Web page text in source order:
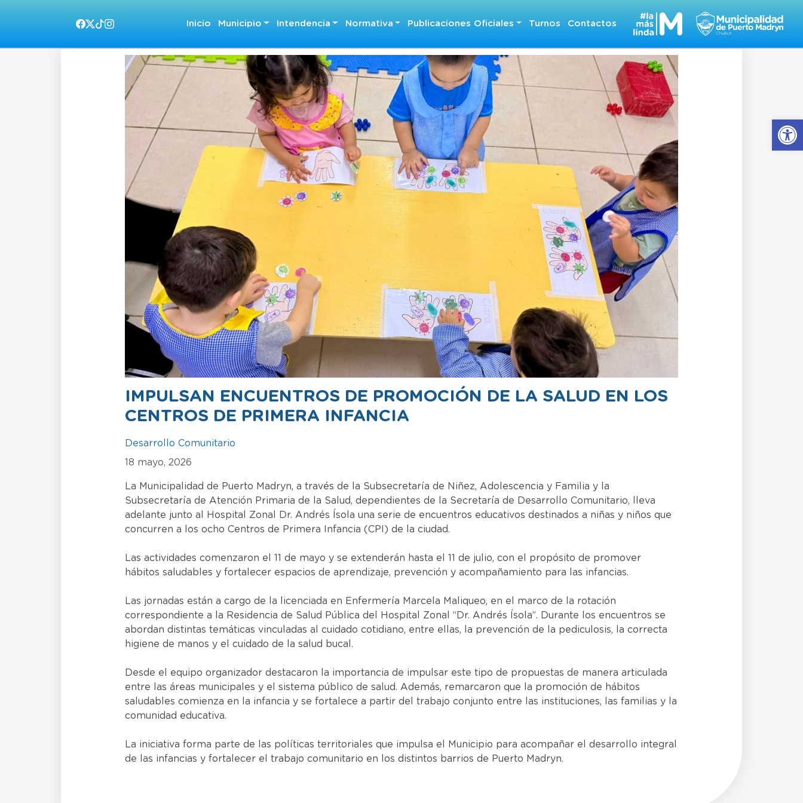
Abrir
Inicio Municipio Intendencia Normativa Publicaciones Oficiales Turnos Contactos
IMPULSAN ENCUENTROS DE PROMOCIÓN DE LA SALUD EN LOS
CENTROS DE PRIMERA INFANCIA
Desarrollo Comunitario
18 mayo, 2026
La Municipalidad de Puerto Madryn, a través de la Subsecretaría de Niñez, Adolescencia y Familia y la
Subsecretaría de Atención Primaria de la Salud, dependientes de la Secretaría de Desarrollo Comunitario, lleva
adelante junto al Hospital Zonal Dr. Andrés Ísola una serie de encuentros educativos destinados a niñas y niños que
concurren a los ocho Centros de Primera Infancia (CPI) de la ciudad.
Las actividades comenzaron el 11 de mayo y se extenderán hasta el 11 de julio, con el propósito de promover
hábitos saludables y fortalecer espacios de aprendizaje, prevención y acompañamiento para las infancias.
Las jornadas están a cargo de la licenciada en Enfermería Marcela Maliqueo, en el marco de la rotación
correspondiente a la Residencia de Salud Pública del Hospital Zonal “Dr. Andrés Ísola”. Durante los encuentros se
abordan distintas temáticas vinculadas al cuidado cotidiano, entre ellas, la prevención de la pediculosis, la correcta
higiene de manos y el cuidado de la salud bucal.
Desde el equipo organizador destacaron la importancia de impulsar este tipo de propuestas de manera articulada
entre las áreas municipales y el sistema público de salud. Además, remarcaron que la promoción de hábitos
saludables comienza en la infancia y se fortalece a partir del trabajo conjunto entre las instituciones, las familias y la
comunidad educativa.
La iniciativa forma parte de las políticas territoriales que impulsa el Municipio para acompañar el desarrollo integral
de las infancias y fortalecer el trabajo comunitario en los distintos barrios de Puerto Madryn.